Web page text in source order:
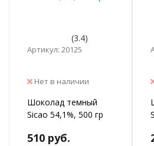
(3.4)
Артикул: 20125
Нет в наличии
Шоколад темный
Sicao 54,1%, 500 гр
510 руб.